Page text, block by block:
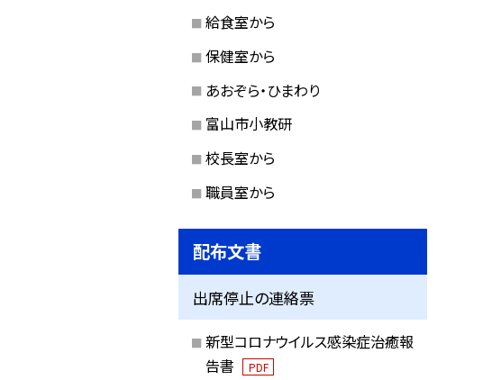
給食室から
保健室から
あおぞら・ひまわり
富山市小教研
校長室から
職員室から
配布文書
出席停止の連絡票
新型コロナウイルス感染症治癒報
告書
PDF